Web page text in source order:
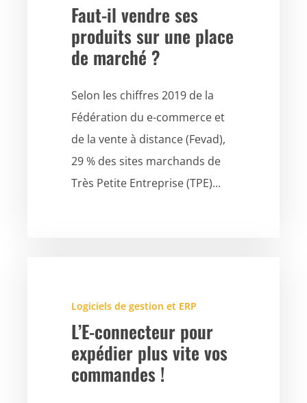
Faut-il vendre ses
produits sur une place
de marché ?
Selon les chiffres 2019 de la
Fédération du e-commerce et
de la vente à distance (Fevad),
29 % des sites marchands de
Très Petite Entreprise (TPE)...
Logiciels de gestion et ERP
L’E-connecteur pour
expédier plus vite vos
commandes !